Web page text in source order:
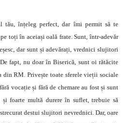
tău, înțeleg perfect, dar îmi permit să te
toți în aceiași oală frate. Sunt, într-adevăr
dar sunt și adevărați, vrednici slujitori
fapt, nu doar în Biserică, sunt oi rătăcite
din RM. Privește toate sferele vieții sociale
vocație și fără de chemare au fost și sunt
foarte multă durere în suflet, trebuie să
destui slujitori nevrednici. Dar, oare